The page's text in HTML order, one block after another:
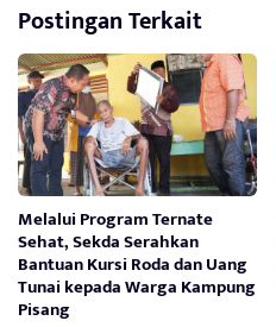
Postingan Terkait
Melalui Program Ternate
Sehat, Sekda Serahkan
Bantuan Kursi Roda dan Uang
Tunai kepada Warga Kampung
Pisang